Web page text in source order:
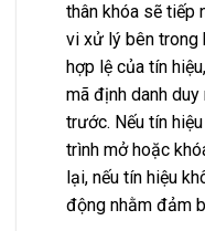
thân khóa sẽ tiếp
vi xử lý bên trong
hợp lệ của tín
mã định danh
trước. Nếu tín
trình mở hoặc
lại, nếu tín hiệu
động nhằm đảm